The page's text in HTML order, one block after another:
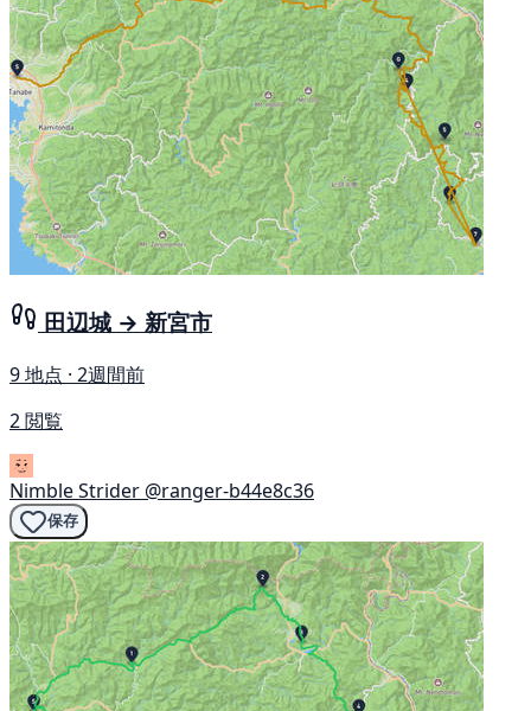
田辺城 → 新宮市
9 地点 · 2週間前
2 閲覧
Nimble Strider @ranger-b44e8c36
保存